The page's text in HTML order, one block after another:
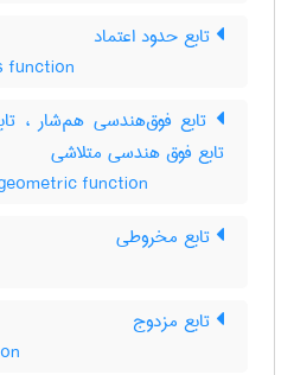
تابع حدود اعتماد
function
تابع فوق‌هندسی هم‌شار ،
تابع فوق هندسی متلاشی
function
تابع مخروطی
تابع مزدوج